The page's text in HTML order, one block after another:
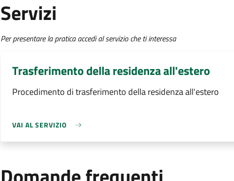
Servizi
Per presentare la pratica accedi al servizio che ti interessa
Trasferimento della residenza all'estero
Procedimento di trasferimento della residenza all'estero
VAI AL SERVIZIO